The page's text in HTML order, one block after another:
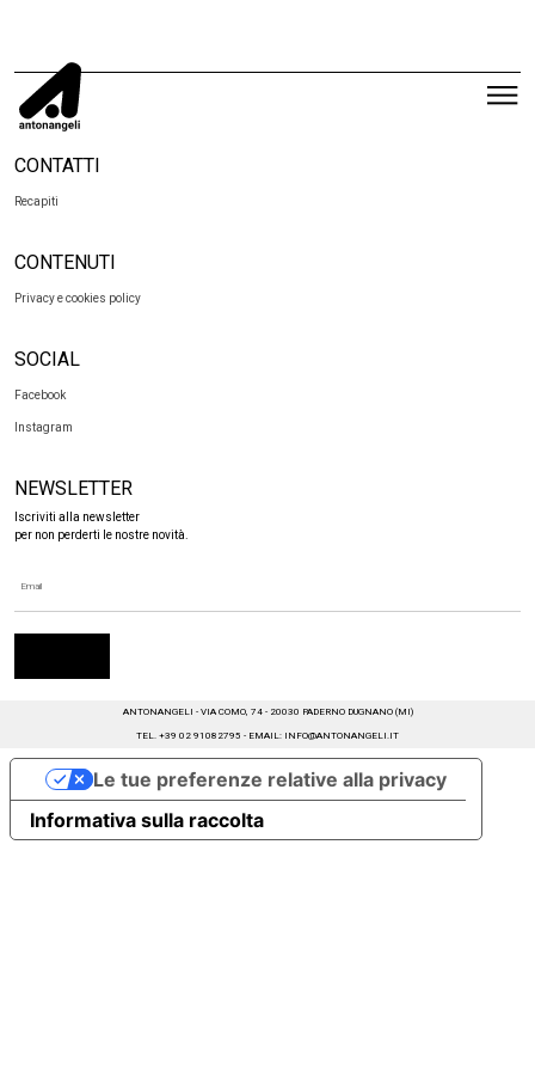
CONTATTI
Recapiti
CONTENUTI
Privacy e cookies policy
SOCIAL
Facebook
Instagram
NEWSLETTER
Iscriviti alla newsletter
per non perderti le nostre novità.
ANTONANGELI - VIA COMO, 74 - 20030 PADERNO DUGNANO (MI)
TEL. +39 02 91082795 - EMAIL: INFO@ANTONANGELI.IT
Informativa sulla raccolta
Le tue preferenze relative alla privacy